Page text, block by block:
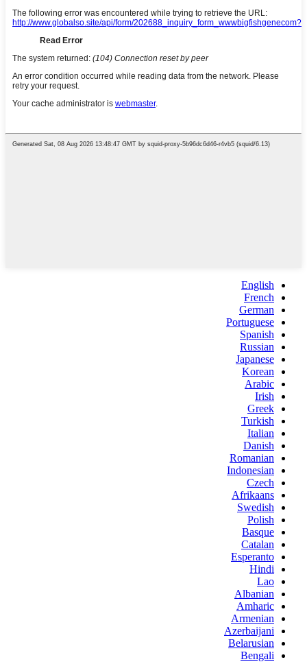
English
French
German
Portuguese
Spanish
Russian
Japanese
Korean
Arabic
Irish
Greek
Turkish
Italian
Danish
Romanian
Indonesian
Czech
Afrikaans
Swedish
Polish
Basque
Catalan
Esperanto
Hindi
Lao
Albanian
Amharic
Armenian
Azerbaijani
Belarusian
Bengali